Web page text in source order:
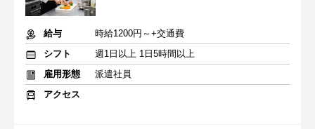
給与
時給1200円～+交通費
シフト
週1日以上 1日5時間以上
雇用形態
派遣社員
アクセス